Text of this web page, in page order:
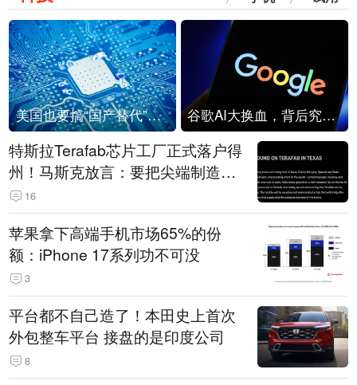
美国也要搞“国产替代”？先算清三笔账 谷歌AI大换血，背后究竟发生了什么？
特斯拉Terafab芯片工厂正式落户得
州！马斯克放言：要把尖端制造带
回美国
16
苹果拿下高端手机市场65%的份
额：iPhone 17系列功不可没
3
平台都不自己造了！本田史上首次
外包整车平台 接盘的是印度公司
8